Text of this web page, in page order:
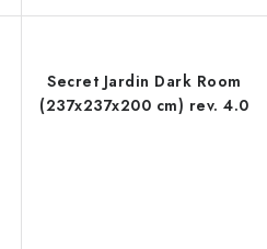
Secret Jardin Dark Room
(237x237x200 cm) rev. 4.0